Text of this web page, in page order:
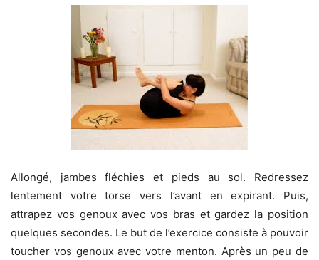
Allongé, jambes fléchies et pieds au sol. Redressez
lentement votre torse vers l’avant en expirant. Puis,
attrapez vos genoux avec vos bras et gardez la position
quelques secondes. Le but de l’exercice consiste à pouvoir
toucher vos genoux avec votre menton. Après un peu de